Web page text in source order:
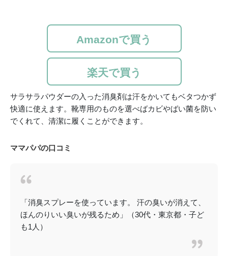
Amazonで買う
楽天で買う
サラサラパウダーの入った消臭剤は汗をかいてもベタつかず
快適に使えます。靴専用のものを選べばカビやばい菌を防い
でくれて、清潔に履くことができます。
ママパパの口コミ
「消臭スプレーを使っています。 汗の臭いが消えて、
ほんのりいい臭いが残るため」（30代・東京都・子ど
も1人）